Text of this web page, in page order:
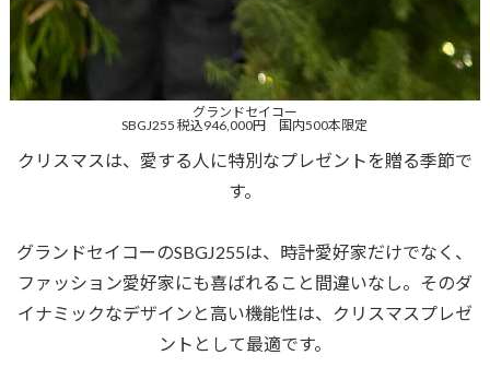
グランドセイコー
SBGJ255 税込946,000円 国内500本限定
クリスマスは、愛する人に特別なプレゼントを贈る季節で
す。
グランドセイコーのSBGJ255は、時計愛好家だけでなく、
ファッション愛好家にも喜ばれること間違いなし。そのダ
イナミックなデザインと高い機能性は、クリスマスプレゼ
ントとして最適です。